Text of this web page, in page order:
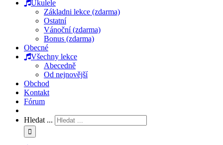
Ukulele
Základni lekce (zdarma)
Ostatní
Vánoční (zdarma)
Bonus (zdarma)
Obecné
Všechny lekce
Abecedně
Od nejnovější
Obchod
Kontakt
Fórum
Hledat ...